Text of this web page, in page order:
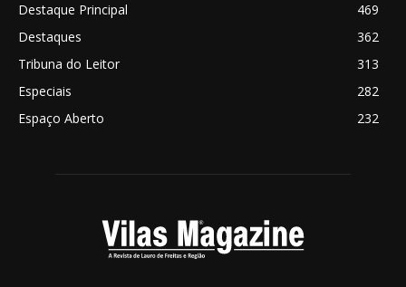
Destaque Principal
469
Destaques
362
Tribuna do Leitor
313
Especiais
282
Espaço Aberto
232